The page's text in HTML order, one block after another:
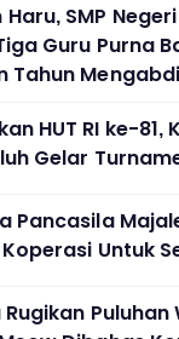
SMP
Guru Purna
Tahun Mengabdi
HUT RI ke-
Gelar
Pancasila
Untuk
Puluhan